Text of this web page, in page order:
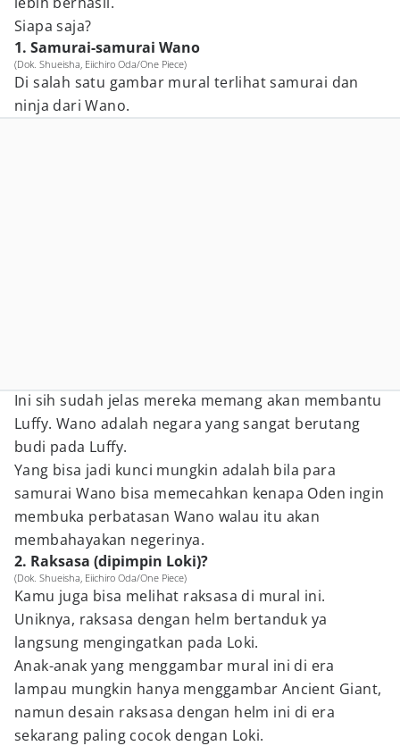
Siapa saja?
1. Samurai-samurai Wano
(Dok. Shueisha, Eiichiro Oda/One Piece)
Di salah satu gambar mural terlihat samurai dan
ninja dari Wano.
Ini sih sudah jelas mereka memang akan membantu
Luffy. Wano adalah negara yang sangat berutang
budi pada Luffy.
Yang bisa jadi kunci mungkin adalah bila para
samurai Wano bisa memecahkan kenapa Oden ingin
membuka perbatasan Wano walau itu akan
membahayakan negerinya.
2. Raksasa (dipimpin Loki)?
(Dok. Shueisha, Eiichiro Oda/One Piece)
Kamu juga bisa melihat raksasa di mural ini.
Uniknya, raksasa dengan helm bertanduk ya
langsung mengingatkan pada Loki.
Anak-anak yang menggambar mural ini di era
lampau mungkin hanya menggambar Ancient Giant,
namun desain raksasa dengan helm ini di era
sekarang paling cocok dengan Loki.